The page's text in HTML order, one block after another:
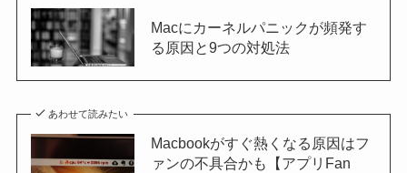
Macにカーネルパニックが頻発す
る原因と9つの対処法
あわせて読みたい
Macbookがすぐ熱くなる原因はフ
ァンの不具合かも【アプリFan